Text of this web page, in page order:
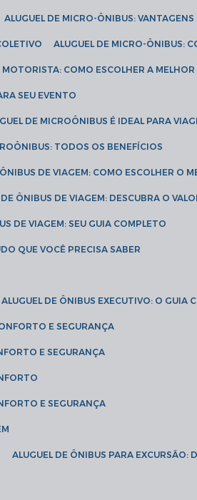
ALUGUEL DE MICRO-ÔNIBUS: VANTAGENS
ALUGUEL DE MICRO-ÔNIBUS:
MOTORISTA: COMO ESCOLHER A
SEU EVENTO
DE MICROÔNIBUS É IDEAL PARA
TODOS OS BENEFÍCIOS
ÔNIBUS DE VIAGEM: COMO ESCOLHER O
DE ÔNIBUS DE VIAGEM: DESCUBRA O
DE VIAGEM: SEU GUIA COMPLETO
QUE VOCÊ PRECISA SABER
ALUGUEL DE ÔNIBUS EXECUTIVO: O GUIA
E SEGURANÇA
E SEGURANÇA
E SEGURANÇA
ALUGUEL DE ÔNIBUS PARA EXCURSÃO: